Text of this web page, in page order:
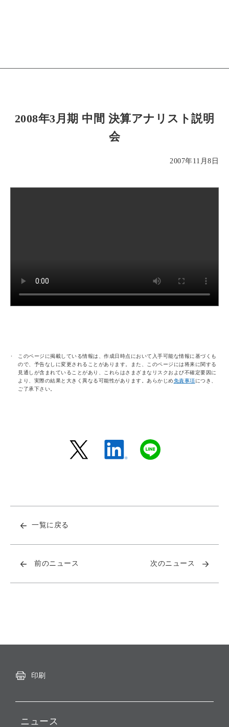
2008年3月期 中間 決算アナリスト説明
会
2007年11月8日
このページに掲載している情報は、作成日時点において入手可能な情報に基づくも
ので、予告なしに変更されることがあります。また、このページには将来に関する
見通しが含まれていることがあり、これらはさまざまなリスクおよび不確定要因に
より、実際の結果と大きく異なる可能性があります。あらかじめ免責事項につき、
ご了承下さい。
一覧に戻る
前のニュース 次のニュース
印刷
ニュース